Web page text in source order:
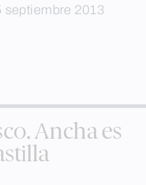
septiembre 2013
Ancha es